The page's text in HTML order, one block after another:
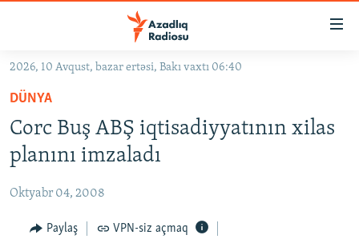
Əsas
qayıt
Əsas
naviqasiyaya
qayıt
Axtarışa
KORRUPSIOMETR
#ƏSLINDƏ
FƏRQƏ BAX
QANUNI DOĞRU
2026, 10 Avqust, bazar ertəsi, Bakı vaxtı 06:40
DÜNYA
Corc Buş ABŞ iqtisadiyyatının xilas
planını imzaladı
Oktyabr 04, 2008
Paylaş VPN-siz açmaq